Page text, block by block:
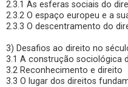
2.3.1 As esferas sociais do
2.3.2 O espaço europeu e a
2.3.3 O descentramento do
3) Desafios ao direito no
3.1 A construção sociológica
3.2 Reconhecimento e direito
3.3 O lugar dos direitos